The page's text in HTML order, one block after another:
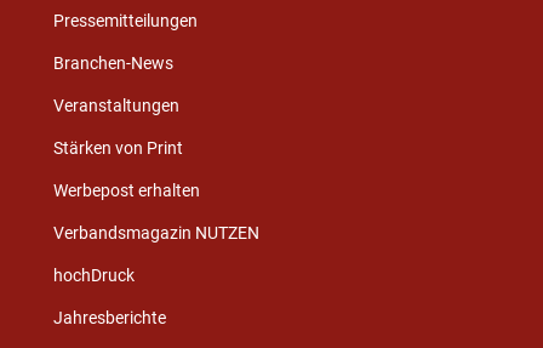
Pressemitteilungen
Branchen-News
Veranstaltungen
Stärken von Print
Werbepost erhalten
Verbandsmagazin NUTZEN
hochDruck
Jahresberichte